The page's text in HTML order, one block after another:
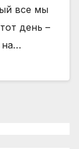
все мы
день –
на…